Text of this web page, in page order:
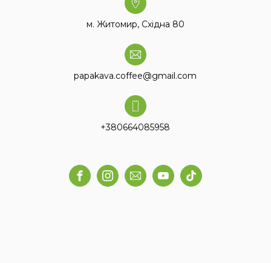
м. Житомир, Східна 80
papakava.coffee@gmail.com
+380664085958